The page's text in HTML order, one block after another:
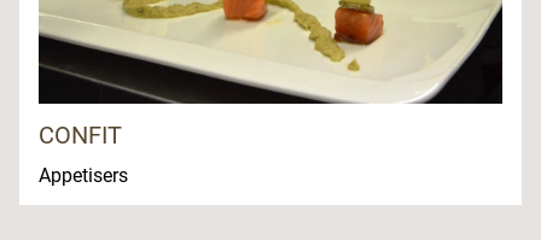
CONFIT
Appetisers